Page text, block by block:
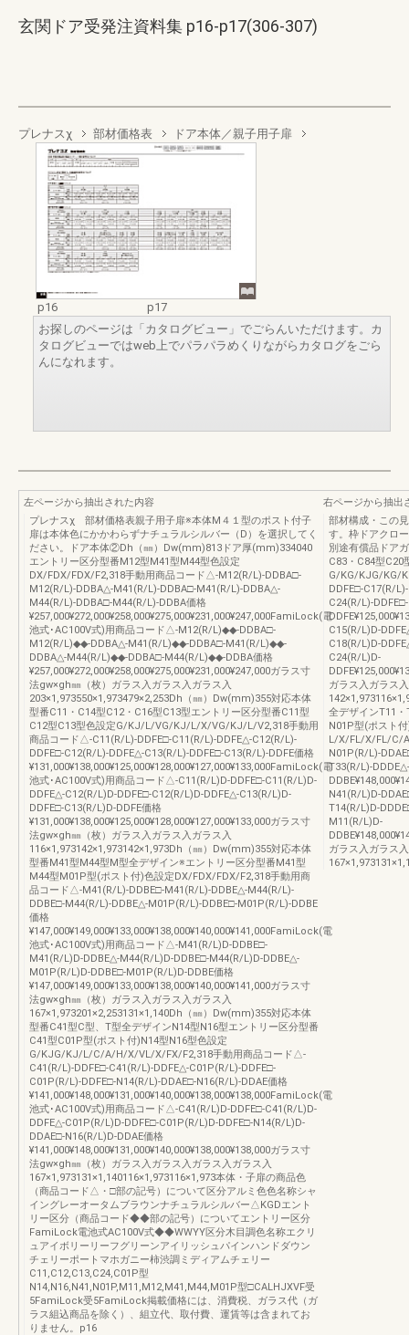
玄関ドア受発注資料集 p16-p17(306-307)
プレナスχ 部材価格表 ドア本体／親子用子扉
p16
p17
お探しのページは「カタログビュー」でごらんいただけます。カ
タログビューではweb上でパラパラめくりながらカタログをごら
んになれます。
左ページから抽出された内容
プレナスχ 部材価格表親子用子扉※本体M４１型のポスト付子
扉は本体色にかかわらずナチュラルシルバー（D）を選択してく
ださい。ドア本体②Dh（㎜）Dw(mm)813ドア厚(mm)334040
エントリー区分型番M12型M41型M44型色設定
DX/FDX/FDX/F2,318手動用商品コード△-M12(R/L)-DDBA□-
M12(R/L)-DDBA△-M41(R/L)-DDBA□-M41(R/L)-DDBA△-
M44(R/L)-DDBA□-M44(R/L)-DDBA価格
¥257,000¥272,000¥258,000¥275,000¥231,000¥247,000FamiLock(電
池式･AC100V式)用商品コード△-M12(R/L)◆◆-DDBA□-
M12(R/L)◆◆-DDBA△-M41(R/L)◆◆-DDBA□-M41(R/L)◆◆-
DDBA△-M44(R/L)◆◆-DDBA□-M44(R/L)◆◆-DDBA価格
¥257,000¥272,000¥258,000¥275,000¥231,000¥247,000ガラス寸
法gw×gh㎜（枚）ガラス入ガラス入ガラス入
203×1,973550×1,973479×2,253Dh（㎜）Dw(mm)355対応本体
型番C11・C14型C12・C16型C13型エントリー区分型番C11型
C12型C13型色設定G/KJ/L/VG/KJ/L/X/VG/KJ/L/V2,318手動用
商品コード△-C11(R/L)-DDFE□-C11(R/L)-DDFE△-C12(R/L)-
DDFE□-C12(R/L)-DDFE△-C13(R/L)-DDFE□-C13(R/L)-DDFE価格
¥131,000¥138,000¥125,000¥128,000¥127,000¥133,000FamiLock(電
池式･AC100V式)用商品コード△-C11(R/L)D-DDFE□-C11(R/L)D-
DDFE△-C12(R/L)D-DDFE□-C12(R/L)D-DDFE△-C13(R/L)D-
DDFE□-C13(R/L)D-DDFE価格
¥131,000¥138,000¥125,000¥128,000¥127,000¥133,000ガラス寸
法gw×gh㎜（枚）ガラス入ガラス入ガラス入
116×1,973142×1,973142×1,973Dh（㎜）Dw(mm)355対応本体
型番M41型M44型M型全デザイン※エントリー区分型番M41型
M44型M01P型(ポスト付)色設定DX/FDX/FDX/F2,318手動用商
品コード△-M41(R/L)-DDBE□-M41(R/L)-DDBE△-M44(R/L)-
DDBE□-M44(R/L)-DDBE△-M01P(R/L)-DDBE□-M01P(R/L)-DDBE
価格
¥147,000¥149,000¥133,000¥138,000¥140,000¥141,000FamiLock(電
池式･AC100V式)用商品コード△-M41(R/L)D-DDBE□-
M41(R/L)D-DDBE△-M44(R/L)D-DDBE□-M44(R/L)D-DDBE△-
M01P(R/L)D-DDBE□-M01P(R/L)D-DDBE価格
¥147,000¥149,000¥133,000¥138,000¥140,000¥141,000ガラス寸
法gw×gh㎜（枚）ガラス入ガラス入ガラス入
167×1,973201×2,253131×1,140Dh（㎜）Dw(mm)355対応本体
型番C41型C型、T型全デザインN14型N16型エントリー区分型番
C41型C01P型(ポスト付)N14型N16型色設定
G/KJG/KJ/L/C/A/H/X/VL/X/FX/F2,318手動用商品コード△-
C41(R/L)-DDFE□-C41(R/L)-DDFE△-C01P(R/L)-DDFE□-
C01P(R/L)-DDFE□-N14(R/L)-DDAE□-N16(R/L)-DDAE価格
¥141,000¥148,000¥131,000¥140,000¥138,000¥138,000FamiLock(電
池式･AC100V式)用商品コード△-C41(R/L)D-DDFE□-C41(R/L)D-
DDFE△-C01P(R/L)D-DDFE□-C01P(R/L)D-DDFE□-N14(R/L)D-
DDAE□-N16(R/L)D-DDAE価格
¥141,000¥148,000¥131,000¥140,000¥138,000¥138,000ガラス寸
法gw×gh㎜（枚）ガラス入ガラス入ガラス入ガラス入
167×1,973131×1,140116×1,973116×1,973本体・子扉の商品色
（商品コード△・□部の記号）について区分アルミ色色名称シャ
イングレーオータムブラウンナチュラルシルバー△KGDエント
リー区分（商品コード◆◆部の記号）についてエントリー区分
FamiLock電池式AC100V式◆◆WWYY区分木目調色名称エクリ
ュアイボリーリーフグリーンアイリッシュパインハンドダウン
チェリーポートマホガニー柿渋調ミディアムチェリー
C11,C12,C13,C24,C01P型
N14,N16,N41,N01P,M11,M12,M41,M44,M01P型□CALHJXVF受
5FamiLock受5FamiLock掲載価格には、消費税、ガラス代（ガ
ラス組込商品を除く）、組立代、取付費、運賃等は含まれてお
りません。p16
右ページから抽出
部材構成・こ
す。枠ドアクロ
別途有償品ドア
C83・C84型C20
G/KG/KJG/KG/
DDFE□-C17(R/
C24(R/L)-
C15(R/L)D-
C18(R/L)D-
C24(R/L)D-
ガラス入ガラス
全デザインT11
N01P型(ポスト
L/X/FL/X/FL/C/
N01P(R/L)-
T33(R/L)-
N41(R/L)D-
T14(R/L)D-
M11(R/L)D-
ガラス入ガラス